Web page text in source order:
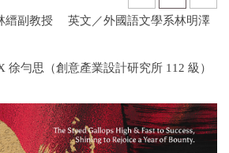
縉副教授 英文／外國語文學系林明澤
徐勻思（創意產業設計研究所 112 級）